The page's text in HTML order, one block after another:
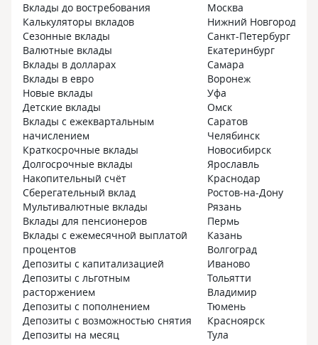
Вклады до востребования
Калькуляторы вкладов
Сезонные вклады
Валютные вклады
Вклады в долларах
Вклады в евро
Новые вклады
Детские вклады
Вклады с ежеквартальным
начислением
Краткосрочные вклады
Долгосрочные вклады
Накопительный счёт
Сберегательный вклад
Мультивалютные вклады
Вклады для пенсионеров
Вклады с ежемесячной выплатой
процентов
Депозиты с капитализацией
Депозиты с льготным
расторжением
Депозиты с пополнением
Депозиты с возможностью снятия
Депозиты на месяц
Москва
Нижний Новгород
Санкт-Петербург
Екатеринбург
Самара
Воронеж
Уфа
Омск
Саратов
Челябинск
Новосибирск
Ярославль
Краснодар
Ростов-на-Дону
Рязань
Пермь
Казань
Волгоград
Иваново
Тольятти
Владимир
Тюмень
Красноярск
Тула